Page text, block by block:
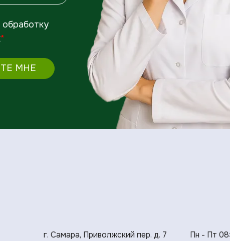
обработку
*
МНЕ
г. Самара, Приволжский пер. д. 7 Пн - Пт